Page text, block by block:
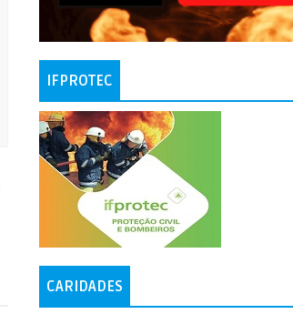
IFPROTEC
CARIDADES